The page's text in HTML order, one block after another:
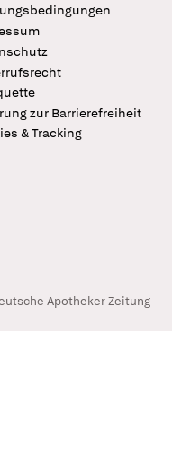
zur Barrierefreiheit
& Tracking
Apotheker Zeitung